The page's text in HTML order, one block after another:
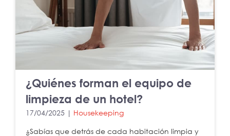
¿Quiénes forman el equipo de
limpieza de un hotel?
17/04/2025 | Housekeeping
¿Sabías que detrás de cada habitación limpia y